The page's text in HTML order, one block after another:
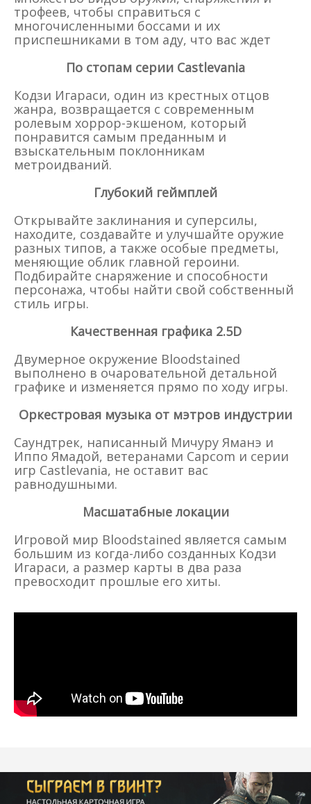
трофеев, чтобы справиться с
многочисленными боссами и их
приспешниками в том аду, что вас ждет
По стопам серии Castlevania
Кодзи Игараси, один из крестных отцов
жанра, возвращается с современным
ролевым хоррор-экшеном, который
понравится самым преданным и
взыскательным поклонникам
метроидваний.
Глубокий геймплей
Открывайте заклинания и суперсилы,
находите, создавайте и улучшайте оружие
разных типов, а также особые предметы,
меняющие облик главной героини.
Подбирайте снаряжение и способности
персонажа, чтобы найти свой собственный
стиль игры.
Качественная графика 2.5D
Двумерное окружение Bloodstained
выполнено в очаровательной детальной
графике и изменяется прямо по ходу игры.
Оркестровая музыка от мэтров индустрии
Саундтрек, написанный Мичуру Яманэ и
Иппо Ямадой, ветеранами Capcom и серии
игр Castlevania, не оставит вас
равнодушными.
Масшатабные локации
Игровой мир Bloodstained является самым
большим из когда-либо созданных Кодзи
Игараси, а размер карты в два раза
превосходит прошлые его хиты.